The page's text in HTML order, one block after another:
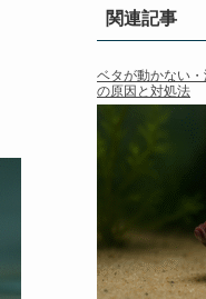
関連記事
ベタが動かない
の原因と対処法